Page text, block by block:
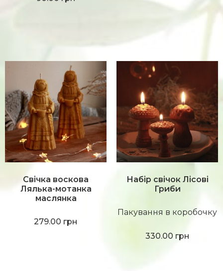
Свічка воскова
Лялька-мотанка
маслянка
279.00 грн
Набір свічок Лісові
Гриби
Пакування в коробочку
330.00 грн